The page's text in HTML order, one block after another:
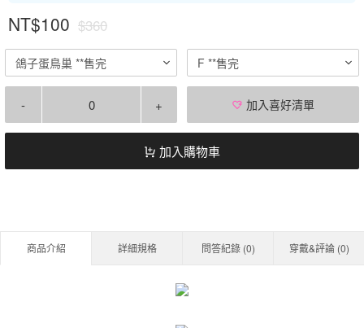
NT$100 $360
鴿子蛋鳥巢 **售完 F **售完
- + 加入喜好清單
加入購物車
商品介紹 詳細規格 問答紀錄 (0) 穿戴&評論 (0)